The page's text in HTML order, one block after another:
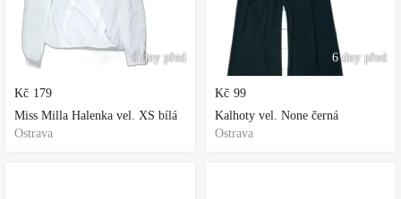
6 dny před
Kč 179
Miss Milla Halenka vel. XS bílá
Ostrava
6 dny před
Kč 99
Kalhoty vel. None černá
Ostrava